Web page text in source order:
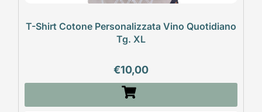
T-Shirt Cotone Personalizzata Vino Quotidiano
Tg. XL
€10,00